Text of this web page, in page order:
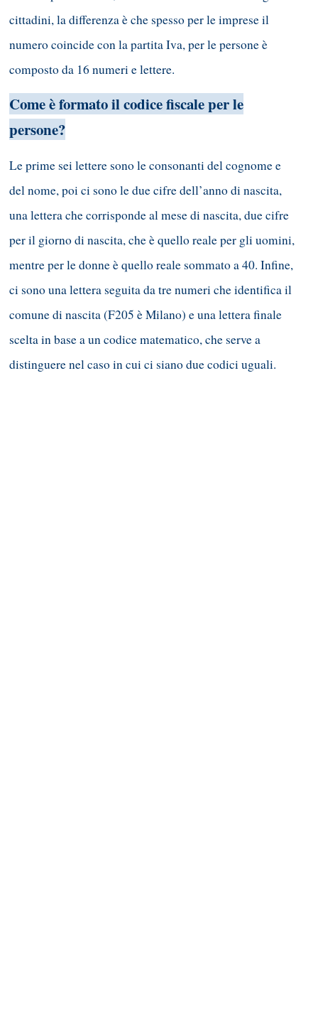
cittadini, la differenza è che spesso per le imprese il
numero coincide con la partita Iva, per le persone è
composto da 16 numeri e lettere.
Come è formato il codice fiscale per le
persone?
Le prime sei lettere sono le consonanti del cognome e
del nome, poi ci sono le due cifre dell’anno di nascita,
una lettera che corrisponde al mese di nascita, due cifre
per il giorno di nascita, che è quello reale per gli uomini,
mentre per le donne è quello reale sommato a 40. Infine,
ci sono una lettera seguita da tre numeri che identifica il
comune di nascita (F205 è Milano) e una lettera finale
scelta in base a un codice matematico, che serve a
distinguere nel caso in cui ci siano due codici uguali.